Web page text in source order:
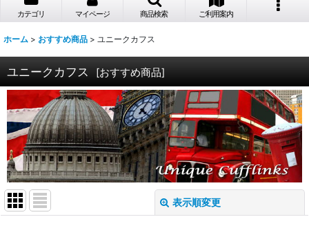
カテゴリ マイページ 商品検索 ご利用案内
ホーム > おすすめ商品 > ユニークカフス
ユニークカフス [おすすめ商品]
表示順変更